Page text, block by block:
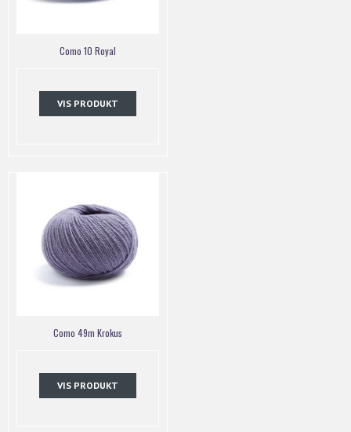
Como 10 Royal
VIS PRODUKT
Como 49m Krokus
VIS PRODUKT